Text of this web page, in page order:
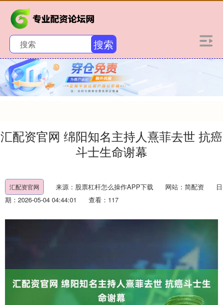
搜索
汇配资官网 绵阳知名主持人熹菲去世 抗癌
斗士生命谢幕
汇配资官网 来源：股票杠杆怎么操作APP下载 网站：简配资
日
期：2026-05-04 04:44:01
查看：117